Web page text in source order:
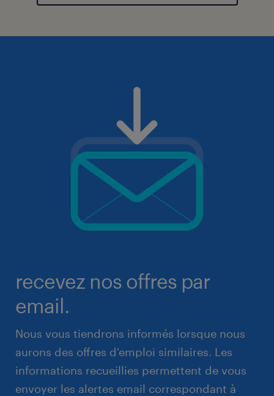
recevez nos offres par
email.
Nous vous tiendrons informés lorsque nous
aurons des offres d'emploi similaires. Les
informations recueillies permettent de vous
envoyer les alertes email correspondant à